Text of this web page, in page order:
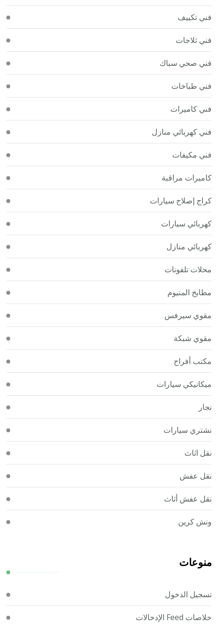
فني تكييف
فني ثلاجات
فني صحي سباك
فني طباخات
فني كاميرات
فني كهربائي منازل
فني مكيفات
كاميرات مراقبة
كراج إصلاح سيارات
كهربائي سيارات
كهربائي منازل
محلات تلفونات
مطابخ المنيوم
مقوي سيرفس
مقوي شبكة
مكتب أفراح
ميكانيكي سيارات
نجار
نشتري سيارات
نقل اثاث
نقل عفش
نقل عفش أثاث
ونش كرين
منوعات
تسجيل الدخول
خلاصات Feed الإدخالات